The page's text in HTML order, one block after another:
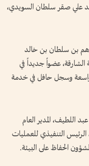
علي صقر سلطان السويدي،
بن سلطان بن خالد
الشارقة، عضواً جديداً في
واسعة وسجل حافل في خدمة
اللطيف، المدير العام
التنفيذي للعمليات
لشؤون الحفاظ على البيئة.